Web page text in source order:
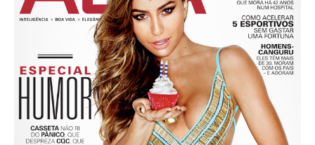
Depois
Fisiculturismo
Anabolizantes
Suplementação